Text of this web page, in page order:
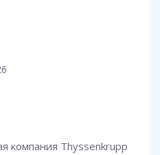
компания Thyssenkrupp